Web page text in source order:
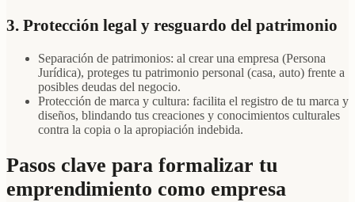
3. Protección legal y resguardo del patrimonio
Separación de patrimonios: al crear una empresa (Persona
Jurídica), proteges tu patrimonio personal (casa, auto) frente a
posibles deudas del negocio.
Protección de marca y cultura: facilita el registro de tu marca y
diseños, blindando tus creaciones y conocimientos culturales
contra la copia o la apropiación indebida.
Pasos clave para formalizar tu
emprendimiento como empresa